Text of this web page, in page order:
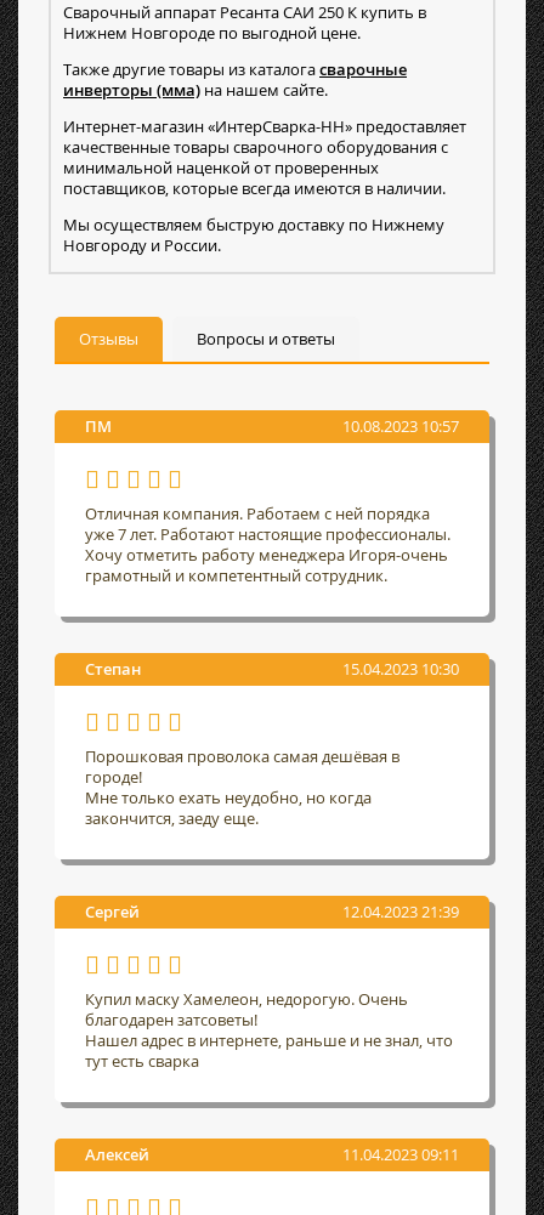
Сварочный аппарат Ресанта САИ 250 К купить в
Нижнем Новгороде по выгодной цене.
Также другие товары из каталогасварочные
инверторы (мма) на нашем сайте.
Интернет-магазин «ИнтерСварка-НН» предоставляет
качественные товары сварочного оборудования с
минимальной наценкой от проверенных
поставщиков, которые всегда имеются в наличии.
Мы осуществляем быструю доставку по Нижнему
Новгороду и России.
Отзывы Вопросы и ответы
ПМ 10.08.2023 10:57
Отличная компания. Работаем с ней порядка
уже 7 лет. Работают настоящие профессионалы.
Хочу отметить работу менеджера Игоря-очень
грамотный и компетентный сотрудник.
Степан 15.04.2023 10:30
Порошковая проволока самая дешёвая в
городе!
Мне только ехать неудобно, но когда
закончится, заеду еще.
Сергей 12.04.2023 21:39
Купил маску Хамелеон, недорогую. Очень
благодарен затсоветы!
Нашел адрес в интернете, раньше и не знал, что
тут есть сварка
Алексей 11.04.2023 09:11